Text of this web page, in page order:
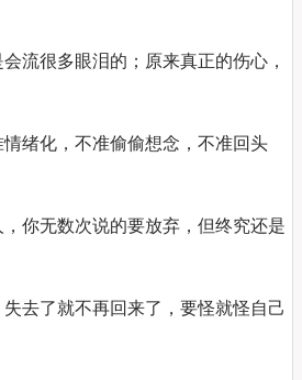
流很多眼泪的；原来真正的伤心，
绪化，不准偷偷想念，不准回头
你无数次说的要放弃，但终究还是
去了就不再回来了，要怪就怪自己